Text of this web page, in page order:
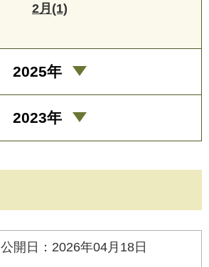
公開日：2026年04月18日
2月(1)
2025年
2023年